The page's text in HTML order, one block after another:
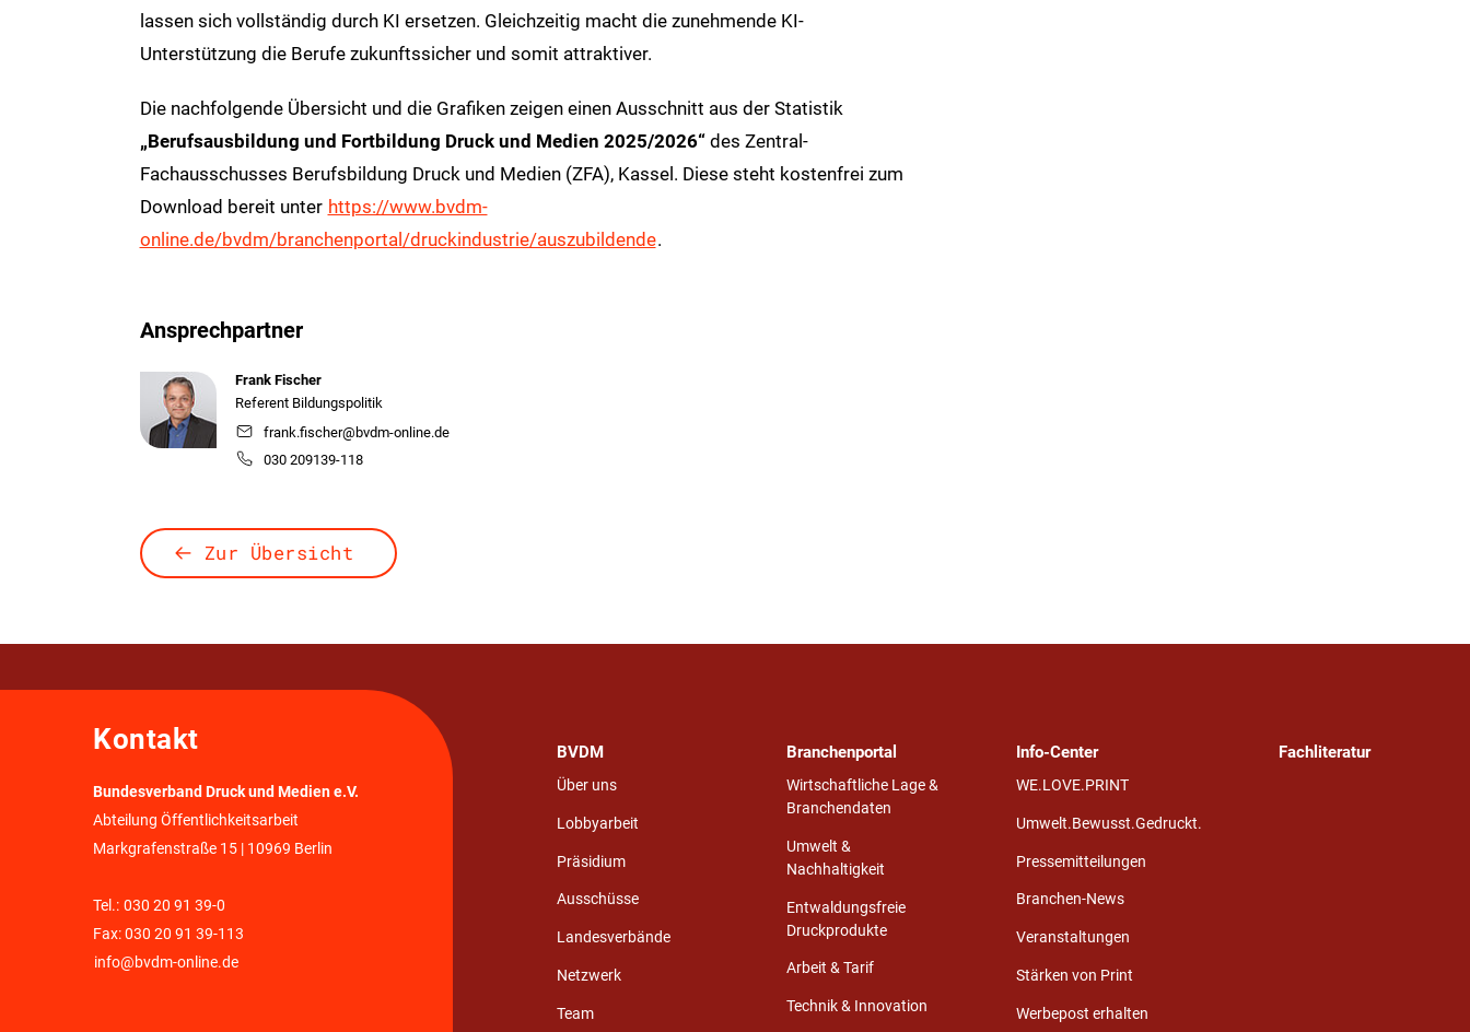
lassen sich vollständig durch KI ersetzen. Gleichzeitig macht die zunehmende KI-
Unterstützung die Berufe zukunftssicher und somit attraktiver.
Die nachfolgende Übersicht und die Grafiken zeigen einen Ausschnitt aus der Statistik
„Berufsausbildung und Fortbildung Druck und Medien 2025/2026“des Zentral-
Fachausschusses Berufsbildung Druck und Medien (ZFA), Kassel. Diese steht kostenfrei zum
Download bereit unter https://www.bvdm-
online.de/bvdm/branchenportal/druckindustrie/auszubildende.
Ansprechpartner
Frank Fischer
Referent Bildungspolitik
frank.fischer@bvdm-online.de
030 209139-118
Zur Übersicht
Kontakt
Bundesverband Druck und Medien e.V.
Abteilung Öffentlichkeitsarbeit
Markgrafenstraße 15 | 10969 Berlin
Tel.: 030 20 91 39-0
Fax: 030 20 91 39-113
info@bvdm-online.de
BVDM
Über uns
Lobbyarbeit
Präsidium
Ausschüsse
Landesverbände
Netzwerk
Team
Branchenportal
Wirtschaftliche Lage &
Branchendaten
Umwelt &
Nachhaltigkeit
Entwaldungsfreie
Druckprodukte
Arbeit & Tarif
Technik & Innovation
Info-Center
WE.LOVE.PRINT
Umwelt.Bewusst.Gedruckt.
Pressemitteilungen
Branchen-News
Veranstaltungen
Stärken von Print
Werbepost erhalten
Fachliteratur